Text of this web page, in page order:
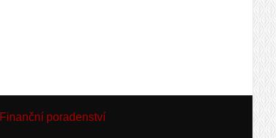
Finanční poradenství